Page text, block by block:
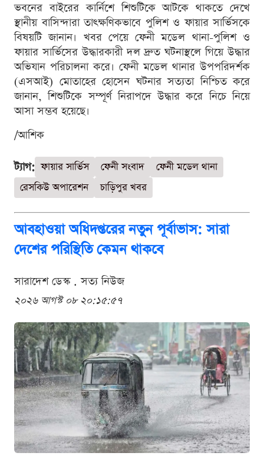
ভবনের বাইরের কার্নিশে শিশুটিকে আটকে থাকতে দেখে
স্থানীয় বাসিন্দারা তাৎক্ষণিকভাবে পুলিশ ও ফায়ার সার্ভিসকে
বিষয়টি জানান। খবর পেয়ে ফেনী মডেল থানা-পুলিশ ও
ফায়ার সার্ভিসের উদ্ধারকারী দল দ্রুত ঘটনাস্থলে গিয়ে উদ্ধার
অভিযান পরিচালনা করে। ফেনী মডেল থানার উপপরিদর্শক
(এসআই) মোতাহের হোসেন ঘটনার সত্যতা নিশ্চিত করে
জানান, শিশুটিকে সম্পূর্ণ নিরাপদে উদ্ধার করে নিচে নিয়ে
আসা সম্ভব হয়েছে।
/আশিক
ট্যাগ: ফায়ার সার্ভিস ফেনী সংবাদ
ফেনী মডেল থানা
রেসকিউ অপারেশন
চাড়িপুর খবর
আবহাওয়া অধিদপ্তরের নতুন পূর্বাভাস: সারা
দেশের পরিস্থিতি কেমন থাকবে
সারাদেশ ডেস্ক . সত্য নিউজ
২০২৬ আগস্ট ০৮ ২০:১৫:৫৭